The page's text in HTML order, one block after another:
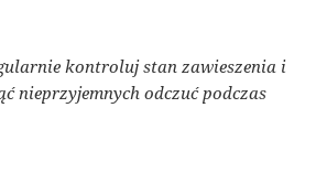
kontroluj stan zawieszenia i
nieprzyjemnych odczuć podczas